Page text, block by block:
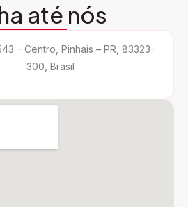
até nós
– Centro, Pinhais – PR, 83323-
300, Brasil